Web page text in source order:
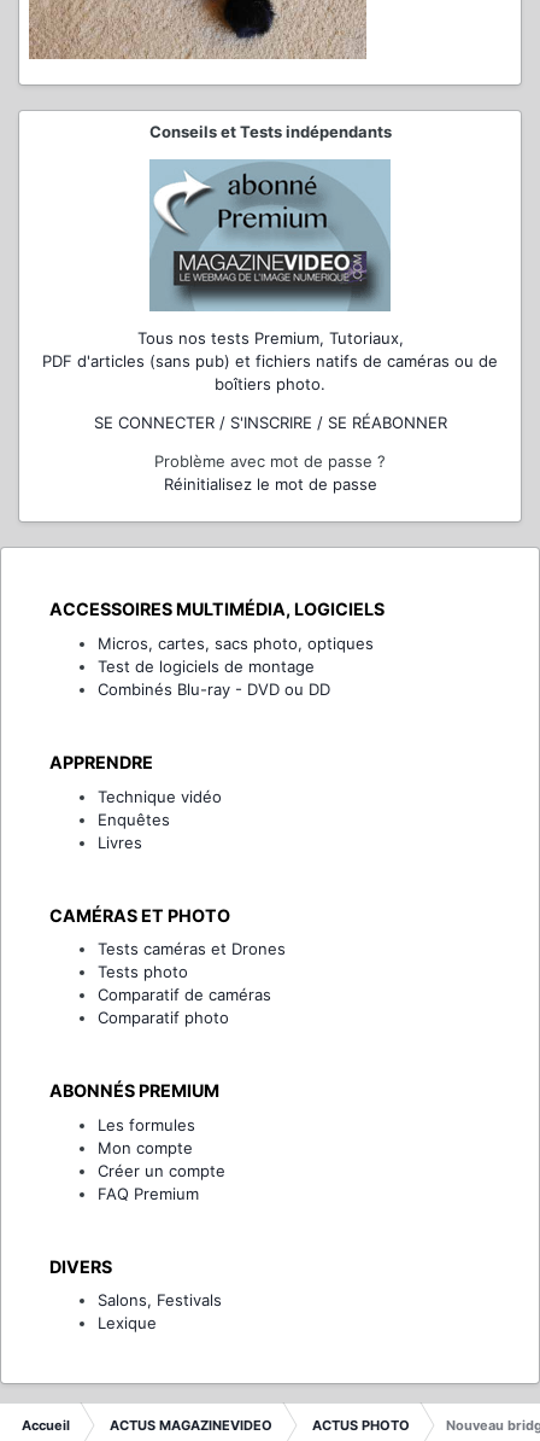
Conseils et Tests indépendants
Tous nos tests Premium, Tutoriaux,
PDF d'articles (sans pub) et fichiers natifs de caméras ou de
boîtiers photo.
SE CONNECTER / S'INSCRIRE / SE RÉABONNER
Problème avec mot de passe ?
Réinitialisez le mot de passe
ACCESSOIRES MULTIMÉDIA, LOGICIELS
Micros, cartes, sacs photo, optiques
Test de logiciels de montage
Combinés Blu-ray - DVD ou DD
APPRENDRE
Technique vidéo
Enquêtes
Livres
CAMÉRAS ET PHOTO
Tests caméras et Drones
Tests photo
Comparatif de caméras
Comparatif photo
ABONNÉS PREMIUM
Les formules
Mon compte
Créer un compte
FAQ Premium
DIVERS
Salons, Festivals
Lexique
Accueil ACTUS MAGAZINEVIDEO ACTUS PHOTO Nouveau